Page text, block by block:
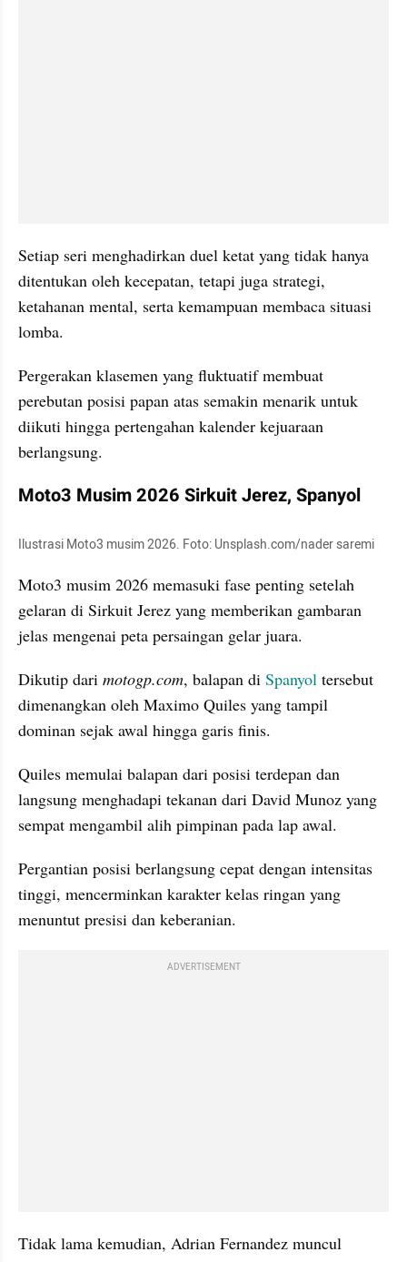
Setiap seri menghadirkan duel ketat yang tidak hanya
ditentukan oleh kecepatan, tetapi juga strategi,
ketahanan mental, serta kemampuan membaca situasi
lomba.
Pergerakan klasemen yang fluktuatif membuat
perebutan posisi papan atas semakin menarik untuk
diikuti hingga pertengahan kalender kejuaraan
berlangsung.
Moto3 Musim 2026 Sirkuit Jerez, Spanyol
Ilustrasi Moto3 musim 2026. Foto: Unsplash.com/nader saremi
Moto3 musim 2026 memasuki fase penting setelah
gelaran di Sirkuit Jerez yang memberikan gambaran
jelas mengenai peta persaingan gelar juara.
Dikutip dari motogp.com, balapan di Spanyol tersebut
dimenangkan oleh Maximo Quiles yang tampil
dominan sejak awal hingga garis finis.
Quiles memulai balapan dari posisi terdepan dan
langsung menghadapi tekanan dari David Munoz yang
sempat mengambil alih pimpinan pada lap awal.
Pergantian posisi berlangsung cepat dengan intensitas
tinggi, mencerminkan karakter kelas ringan yang
menuntut presisi dan keberanian.
ADVERTISEMENT
Tidak lama kemudian, Adrian Fernandez muncul